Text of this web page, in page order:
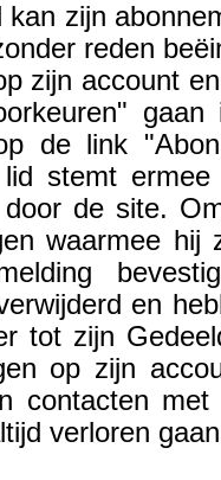
kan zijn
reden
zijn account
de link
stemt
door de site.
waarmee hij
en
tot zijn
op zijn
contacten
verloren